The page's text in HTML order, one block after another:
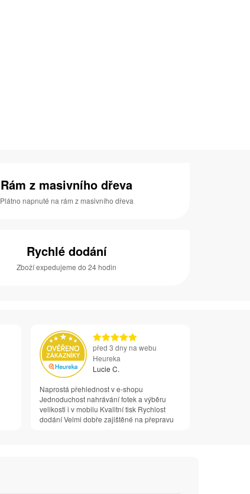
Rám z masivního dřeva
Plátno napnuté na rám z masivního dřeva
Rychlé dodání
Zboží expedujeme do 24 hodin
před 3 dny na webu
Heureka
Lucie C.
Naprostá přehlednost v e-shopu
Jednoduchost nahrávání fotek a výběru
velikosti i v mobilu Kvalitní tisk Rychlost
dodání Velmi dobře zajištěné na přepravu